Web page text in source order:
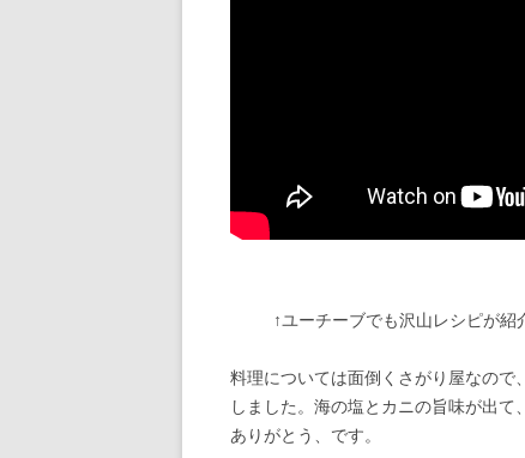
↑ユーチーブでも沢山レシピが
料理については面倒くさがり屋なの
しました。海の塩とカニの旨味が出
ありがとう、です。